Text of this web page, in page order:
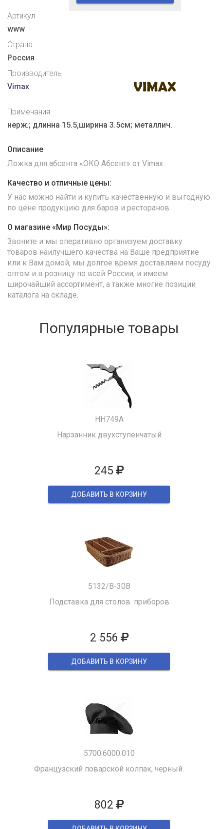
Артикул
www
Страна
Россия
Производитель
Vimax
Примечания
нерж.; длинна 15.5,ширина 3.5см; металлич.
Описание
Ложка для абсента «ОКО Абсент» от Vimax
Качество и отличные цены:
У нас можно найти и купить качественную и выгодную
по цене продукцию для баров и ресторанов.
О магазине «Мир Посуды»:
Звоните и мы оперативно организуем доставку
товаров наилучшего качества на Ваше предприятие
или к Вам домой, мы долгое время доставляем посуду
оптом и в розницу по всей России, и имеем
широчайший ассортимент, а также многие позиции
каталога на складе.
Популярные товары
HH749A
Нарзанник двухступенчатый
245
ДОБАВИТЬ В КОРЗИНУ
5132/B-30B
Подставка для столов. приборов
2 556
ДОБАВИТЬ В КОРЗИНУ
5700.6000.010
Французский поварской колпак, черный.
802